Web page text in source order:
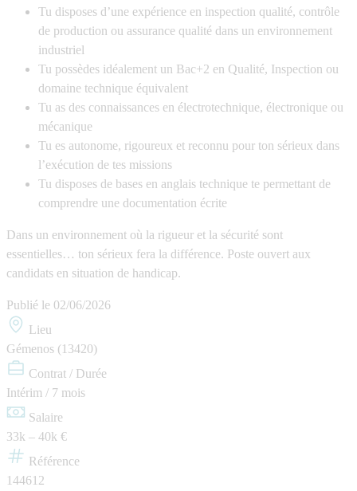
Tu disposes d’une expérience en inspection qualité, contrôle
de production ou assurance qualité dans un environnement
industriel
Tu possèdes idéalement un Bac+2 en Qualité, Inspection ou
domaine technique équivalent
Tu as des connaissances en électrotechnique, électronique ou
mécanique
Tu es autonome, rigoureux et reconnu pour ton sérieux dans
l’exécution de tes missions
Tu disposes de bases en anglais technique te permettant de
comprendre une documentation écrite
Dans un environnement où la rigueur et la sécurité sont
essentielles… ton sérieux fera la différence. Poste ouvert aux
candidats en situation de handicap.
Publié le 02/06/2026
Lieu
Gémenos (13420)
Contrat / Durée
Intérim / 7 mois
Salaire
33k – 40k €
Référence
144612